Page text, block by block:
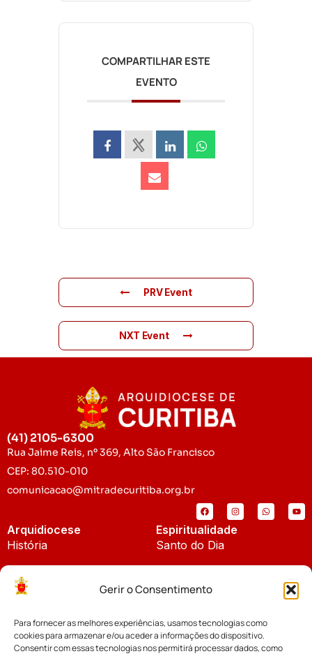
Gerir o Consentimento
Para fornecer as melhores experiências, usamos tecnologias como
cookies para armazenar e/ou aceder a informações do dispositivo.
Consentir com essas tecnologias nos permitirá processar dados, como
COMPARTILHAR ESTE
EVENTO
PRV Event
NXT Event
(41) 2105-6300
Rua Jaime Reis, nº 369, Alto São Francisco
CEP: 80.510-010
comunicacao@mitradecuritiba.org.br
Arquidiocese
História
Padroeira
Espiritualidade
Santo do Dia
Notícias
Notícias da Arquidiocese
Cúria Diocesana